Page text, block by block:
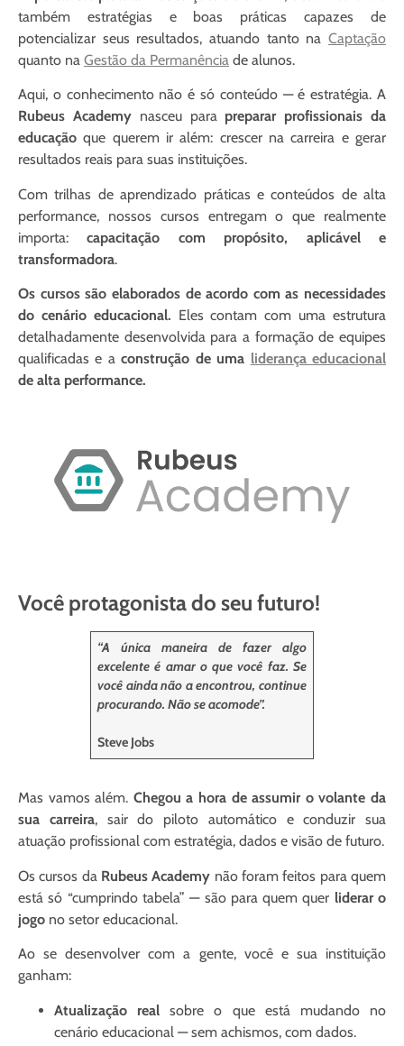
também estratégias e boas práticas capazes de
potencializar seus resultados, atuando tanto na Captação
quanto na Gestão da Permanência de alunos.
Aqui, o conhecimento não é só conteúdo — é estratégia. A
Rubeus Academynasceu para preparar profissionais da
educação que querem ir além: crescer na carreira e gerar
resultados reais para suas instituições.
Com trilhas de aprendizado práticas e conteúdos de alta
performance, nossos cursos entregam o que realmente
importa:capacitação com propósito, aplicável e
transformadora.
Os cursos são elaborados de acordo com as necessidades
do cenário educacional. Eles contam com uma estrutura
detalhadamente desenvolvida para a formação de equipes
qualificadas e aconstrução de uma liderança educacional
de alta performance.
Você protagonista do seu futuro!
“A única maneira de fazer algo
excelente é amar o que você faz. Se
você ainda não a encontrou, continue
procurando. Não se acomode”.
Steve Jobs
Mas vamos além. Chegou a hora de assumir o volante da
sua carreira, sair do piloto automático e conduzir sua
atuação profissional com estratégia, dados e visão de futuro.
Os cursos da Rubeus Academy não foram feitos para quem
está só “cumprindo tabela” — são para quem quer liderar o
jogo no setor educacional.
Ao se desenvolver com a gente, você e sua instituição
ganham:
Atualização real sobre o que está mudando no
cenário educacional — sem achismos, com dados.